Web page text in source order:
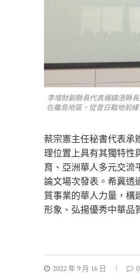
李增財副縣長代表楊鎮浯縣
在離島地區，從昔日戰地前
蔡宗憲主任秘書代表承
理位置上具有其獨特性
育、亞洲華人多元交流
論文場次發表。希冀透
質事業的華人力量，構
形象、弘揚優秀中華品
2022 年 9 月 16 日